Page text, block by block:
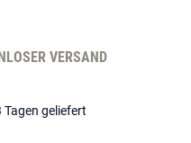
VERSAND
geliefert